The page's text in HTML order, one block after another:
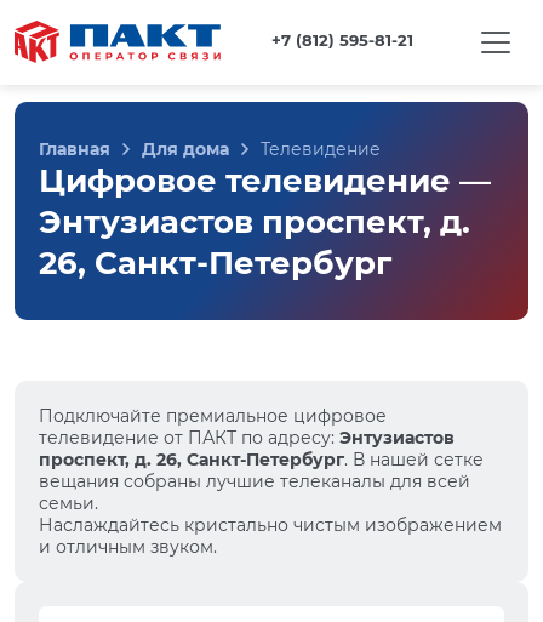
+7 (812) 595-81-21
Главная Для дома Телевидение
Цифровое телевидение —
Энтузиастов проспект, д.
26, Санкт-Петербург
Подключайте премиальное цифровое
телевидение от ПАКТ по адресу: Энтузиастов
проспект, д. 26, Санкт-Петербург. В нашей сетке
вещания собраны лучшие телеканалы для всей
семьи.
Наслаждайтесь кристально чистым изображением
и отличным звуком.